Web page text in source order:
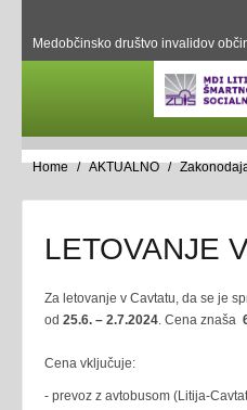
Medobčinsko društvo invalidov
Home AKTUALNO
LETOVANJE
Za letovanje v Cavtatu, da se je
od 25.6. – 2.7.2024. Cena znaša
Cena vključuje:
- prevoz z avtobusom (Litija-